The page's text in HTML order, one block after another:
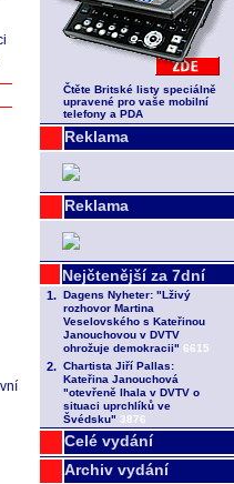
Čtěte Britské listy speciálně
upravené pro vaše mobilní
telefony a PDA
Reklama
Reklama
Celé vydání
Archiv vydání